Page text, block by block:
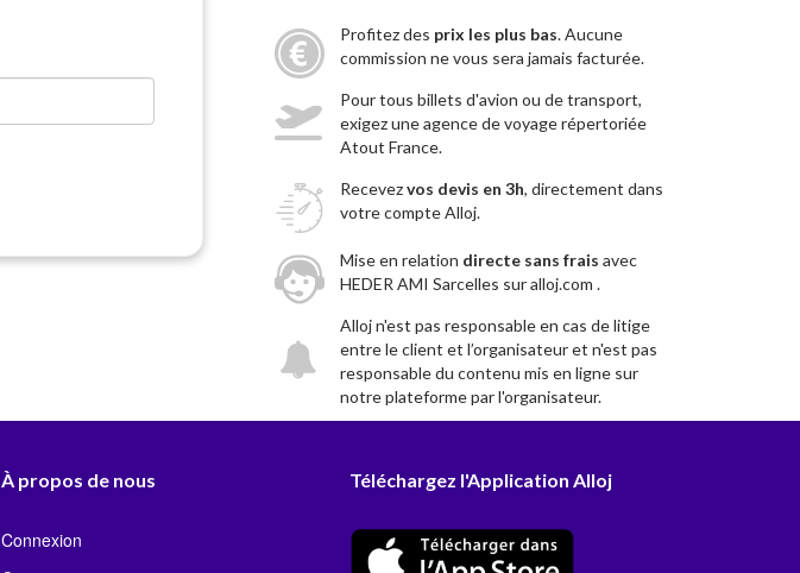
Profitez des prix les plus bas. Aucune
commission ne vous sera jamais facturée.
Pour tous billets d'avion ou de transport,
exigez une agence de voyage répertoriée
Atout France.
Recevezvos devis en 3h, directement dans
votre compte Alloj.
Mise en relation directe sans frais avec
HEDER AMI Sarcelles sur alloj.com .
Alloj n'est pas responsable en cas de litige
entre le client et l’organisateur et n'est pas
responsable du contenu mis en ligne sur
notre plateforme par l'organisateur.
À propos de nous
Connexion
Téléchargez l'Application Alloj